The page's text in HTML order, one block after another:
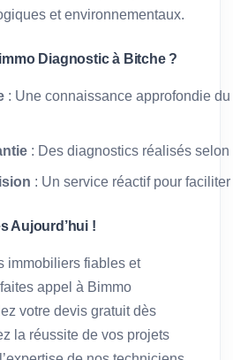
et environnementaux.
Diagnostic à Bitche ?
: Une connaissance approfondie
: Des diagnostics réalisés
: Un service réactif pour
Aujourd’hui !
immobiliers fiables et
appel à Bimmo
votre devis gratuit dès
la réussite de vos projets